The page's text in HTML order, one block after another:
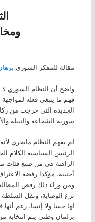
مقالة للمفكر السوري
واضح أن النظام السوري
فهم ما ينبغي فعله
الجديدة التي خرجت من
سورية الشجاعة والنبيلة
لم يفهم النظام مايجري
الرئيس السياسية الكلام
الراهنة هي من صنع فئات
أجنبية، مؤكدا رفضه
ومن وراء ذلك رفض
نزع الوصاية، ونقل
لها حسا ولا إنسا، رغم أنها
برلمان وطني يتم انتخابه